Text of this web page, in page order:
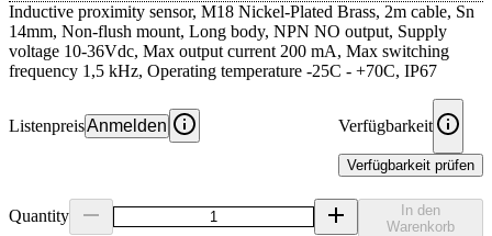
Inductive proximity sensor, M18 Nickel-Plated Brass, 2m cable, Sn
14mm, Non-flush mount, Long body, NPN NO output, Supply
voltage 10-36Vdc, Max output current 200 mA, Max switching
frequency 1,5 kHz, Operating temperature -25C - +70C, IP67
ListenpreisAnmelden Verfügbarkeit
Verfügbarkeit prüfen
Quantity
In den
Warenkorb